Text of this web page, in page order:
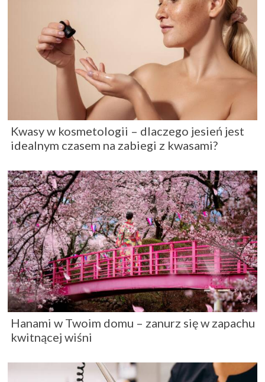
Kwasy w kosmetologii – dlaczego jesień jest
idealnym czasem na zabiegi z kwasami?
Hanami w Twoim domu – zanurz się w zapachu
kwitnącej wiśni